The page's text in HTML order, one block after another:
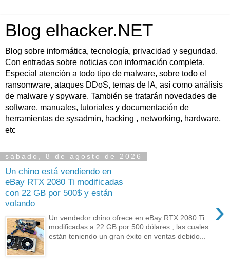
Blog elhacker.NET
Blog sobre informática, tecnología, privacidad y seguridad.
Con entradas sobre noticias con información completa.
Especial atención a todo tipo de malware, sobre todo el
ransomware, ataques DDoS, temas de IA, así como análisis
de malware y spyware. También se tratarán novedades de
software, manuales, tutoriales y documentación de
herramientas de sysadmin, hacking , networking, hardware,
etc
sábado, 8 de agosto de 2026
Un chino está vendiendo en
eBay RTX 2080 Ti modificadas
con 22 GB por 500$ y están
volando
›
Un vendedor chino ofrece en eBay RTX 2080 Ti
modificadas a 22 GB por 500 dólares , las cuales
están teniendo un gran éxito en ventas debido...